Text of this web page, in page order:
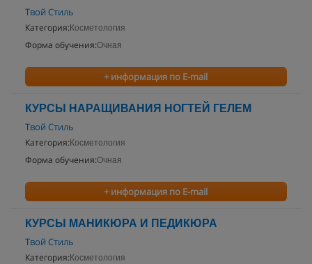
Твой Стиль
Категория: Косметология
Форма обучения:Очная
+ информация по E-mail
КУРСЫ НАРАЩИВАНИЯ НОГТЕЙ ГЕЛЕМ
Твой Стиль
Категория: Косметология
Форма обучения:Очная
+ информация по E-mail
КУРСЫ МАНИКЮРА И ПЕДИКЮРА
Твой Стиль
Категория: Косметология